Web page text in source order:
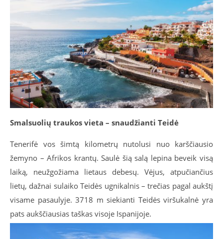
Smalsuolių traukos vieta – snaudžianti Teidė
Tenerifė vos šimtą kilometrų nutolusi nuo karščiausio
žemyno – Afrikos krantų. Saulė šią salą lepina beveik visą
laiką, neužgožiama lietaus debesų. Vėjus, atpučiančius
lietų, dažnai sulaiko Teidės ugnikalnis – trečias pagal aukštį
visame pasaulyje. 3718 m siekianti Teidės viršukalnė yra
pats aukščiausias taškas visoje Ispanijoje.